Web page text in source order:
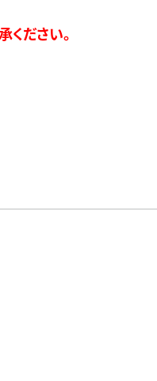
ださい。